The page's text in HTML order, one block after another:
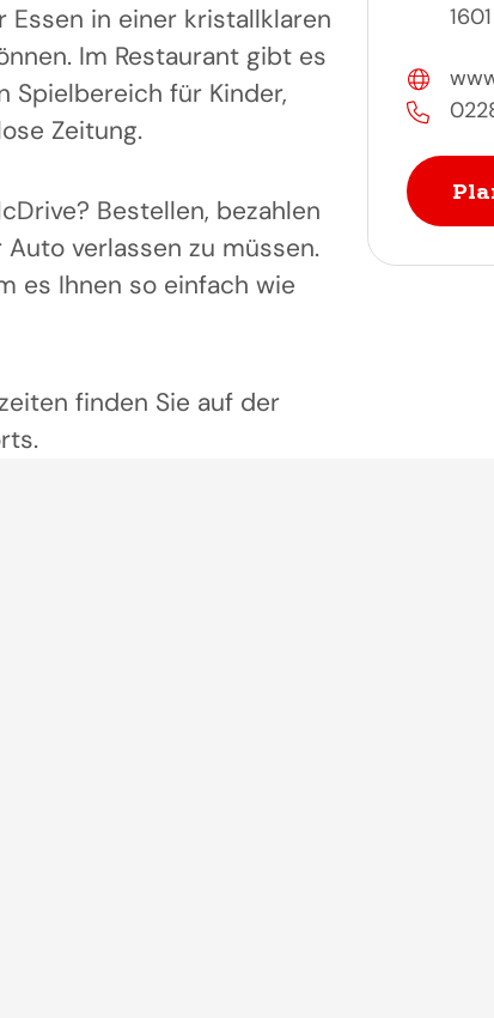
Essen in einer kristallklaren
Im Restaurant gibt es
Spielbereich für Kinder,
Zeitung.
Bestellen, bezahlen
verlassen zu müssen.
es Ihnen so einfach wie
finden Sie auf der